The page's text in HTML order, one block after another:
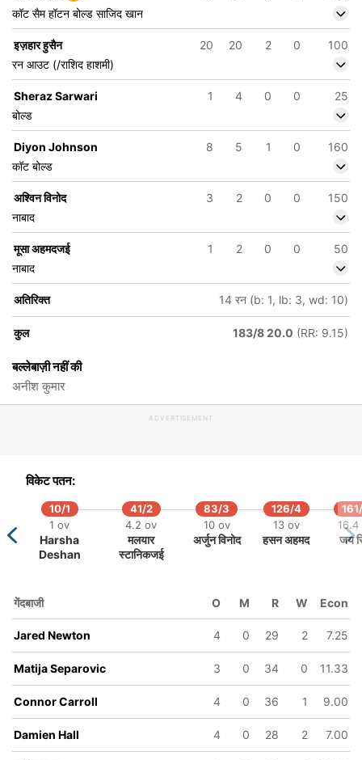
कॉट सैम हॉटन बोल्ड साजिद खान
इज़हार हुसैन 20 20 2 0
100
रन आउट (/राशिद हाशमी)
Sheraz Sarwari 1 4 0 0
25
बोल्ड
Diyon Johnson 8 5 1 0
160
कॉट बोल्ड
अश्विन विनोद 3 2 0 0
150
नाबाद
मूसा अहमदजई 1 2 0 0
50
नाबाद
अतिरिक्त 14 रन (b: 1, lb: 3, wd: 10)
कुल 183/8 20.0 (RR: 9.15)
बल्लेबाज़ी नहीं की
अनीश कुमार
ADVERTISEMENT
विकेट पतन:
10/1
1 ov
Harsha
Deshan
41/2
4.2 ov
मलयार
स्टानिकजई
83/3
10 ov
अर्जुन विनोद
126/4
13 ov
हसन अहमद
16.4
जय
गेंदबाजी O M R W Econ
Jared Newton 4 0 29 2 7.25
Matija Separovic 3 0 34 0 11.33
Connor Carroll 4 0 36 1 9.00
Damien Hall 4 0 28 2 7.00